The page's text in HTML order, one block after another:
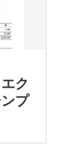
ク
プ